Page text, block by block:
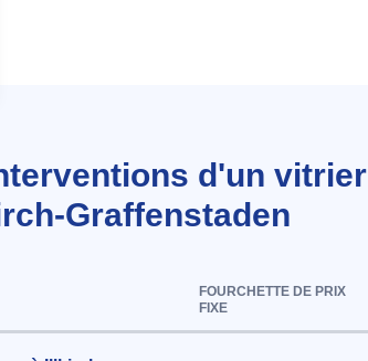
d'un vitrier
Graffenstaden
FOURCHETTE DE PRIX
FIXE